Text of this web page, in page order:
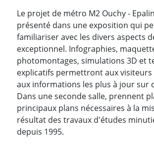
Le projet de métro M2 Ouchy -
présenté dans une exposition qui
familiariser avec les divers aspects
exceptionnel. Infographies,
photomontages, simulations 3D et
explicatifs permettront aux visiteurs
aux informations les plus à jour sur
Dans une seconde salle, prennent
principaux plans nécessaires à la
résultat des travaux d'études
depuis 1995.